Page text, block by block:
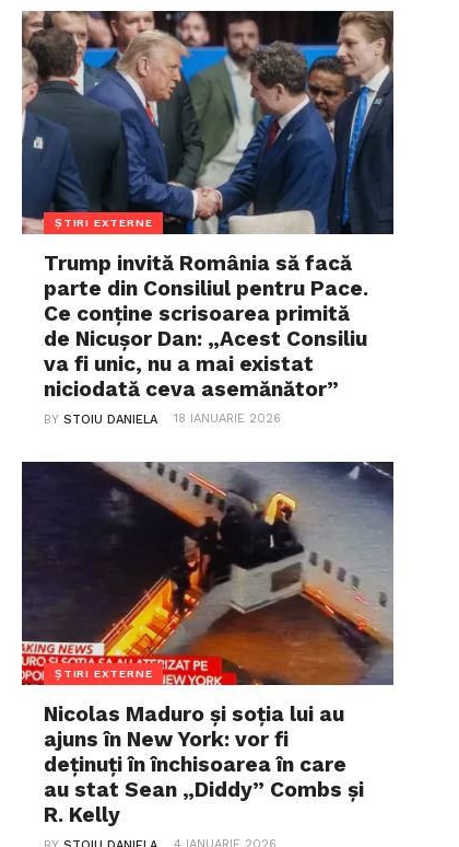
ȘTIRI EXTERNE
Trump invită România să facă
parte din Consiliul pentru Pace.
Ce conține scrisoarea primită
de Nicușor Dan: „Acest Consiliu
va fi unic, nu a mai existat
niciodată ceva asemănător”
BYSTOIU DANIELA 18 IANUARIE 2026
ȘTIRI EXTERNE
Nicolas Maduro și soția lui au
ajuns în New York: vor fi
deținuți în închisoarea în care
au stat Sean „Diddy” Combs și
R. Kelly